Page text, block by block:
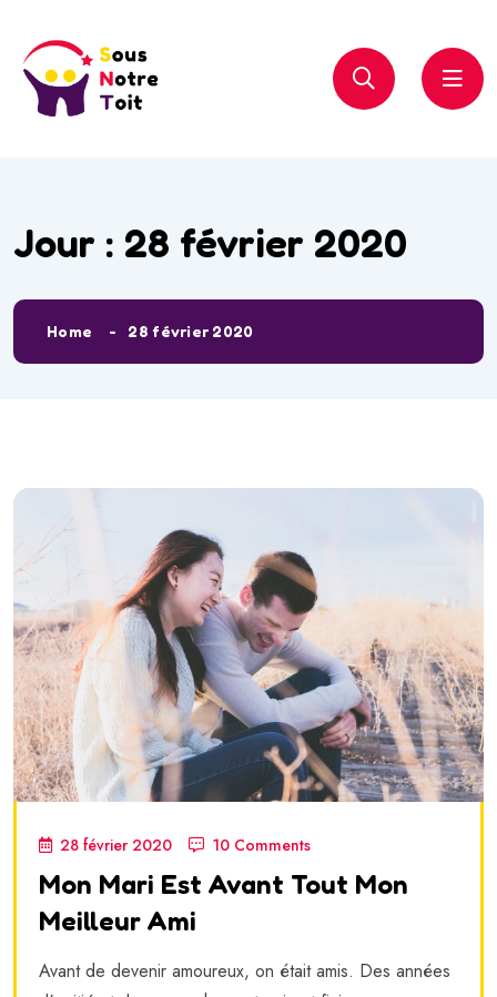
Jour : 28 février 2020
Home 28 février 2020
28 février 2020 10 Comments
Mon Mari Est Avant Tout Mon
Meilleur Ami
Avant de devenir amoureux, on était amis. Des années